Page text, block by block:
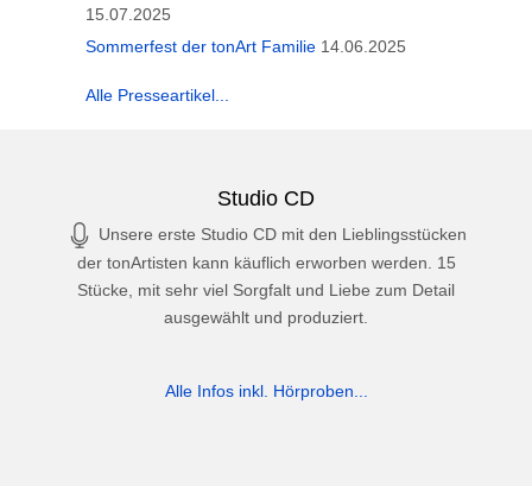
15.07.2025
Sommerfest der tonArt Familie 14.06.2025
Alle Presseartikel...
Studio CD
Unsere erste Studio CD mit den Lieblingsstücken
der tonArtisten kann käuflich erworben werden. 15
Stücke, mit sehr viel Sorgfalt und Liebe zum Detail
ausgewählt und produziert.
Alle Infos inkl. Hörproben...